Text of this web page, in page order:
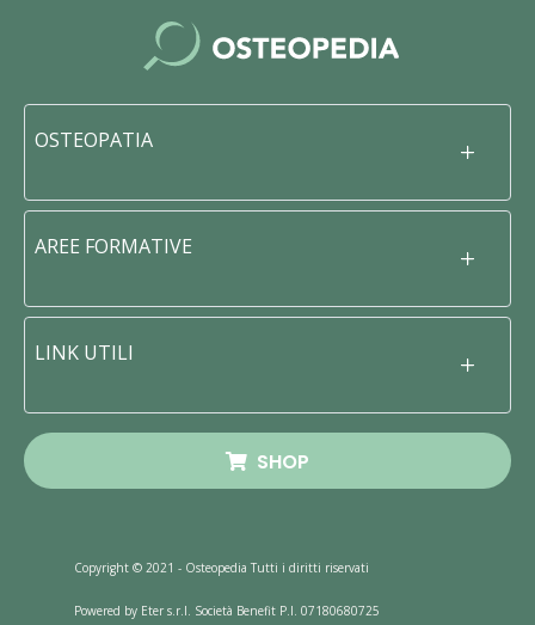
OSTEOPATIA
AREE FORMATIVE
LINK UTILI
SHOP
Copyright © 2021 - Osteopedia Tutti i diritti riservati
Powered by Eter s.r.l. Società Benefit P.I. 07180680725